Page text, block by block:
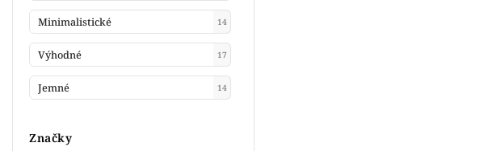
Značky
Minimalistické 14
Výhodné 17
Jemné 14